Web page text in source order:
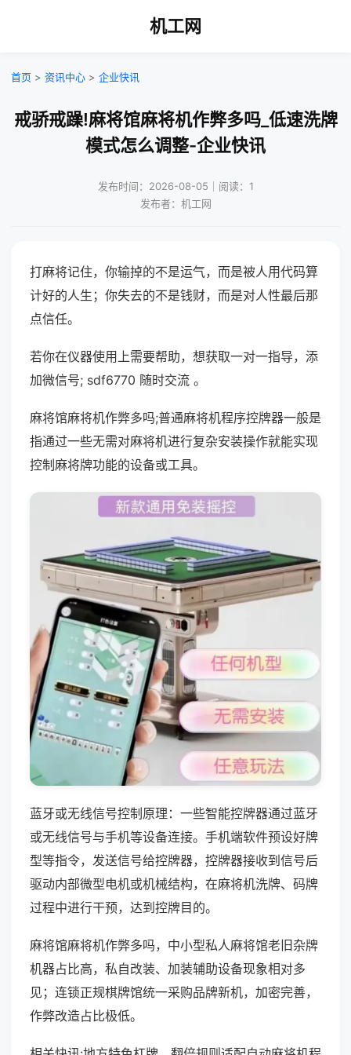
机工网
首页 > 资讯中心 > 企业快讯
戒骄戒躁!麻将馆麻将机作弊多吗_低速洗牌
模式怎么调整-企业快讯
发布时间：2026-08-05｜阅读：1
发布者：机工网
打麻将记住，你输掉的不是运气，而是被人用代码算
计好的人生；你失去的不是钱财，而是对人性最后那
点信任。
若你在仪器使用上需要帮助，想获取一对一指导，添
加微信号; sdf6770 随时交流 。
麻将馆麻将机作弊多吗;普通麻将机程序控牌器一般是
指通过一些无需对麻将机进行复杂安装操作就能实现
控制麻将牌功能的设备或工具。
蓝牙或无线信号控制原理：一些智能控牌器通过蓝牙
或无线信号与手机等设备连接。手机端软件预设好牌
型等指令，发送信号给控牌器，控牌器接收到信号后
驱动内部微型电机或机械结构，在麻将机洗牌、码牌
过程中进行干预，达到控牌目的。
麻将馆麻将机作弊多吗，中小型私人麻将馆老旧杂牌
机器占比高，私自改装、加装辅助设备现象相对多
见；连锁正规棋牌馆统一采购品牌新机，加密完善，
作弊改造占比极低。